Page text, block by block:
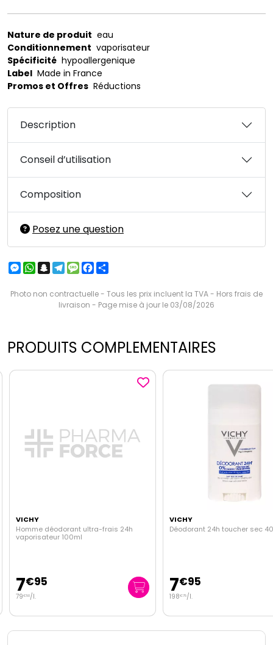
Nature de produit eau
Conditionnement vaporisateur
Spécificité hypoallergenique
Label Made in France
Promos et Offres Réductions
Description
Conseil d’utilisation
Composition
Posez une question
Messenger
WhatsApp
Snapchat
Telegram
MessageFacebook
Photo non contractuelle - Tous les prix incluent la TVA - Hors frais de
livraison - Page mise à jour le 03/08/2026
PRODUITS COMPLEMENTAIRES
VICHY
Homme déodorant ultra-frais 24h
vaporisateur 100ml
7€95
79€50/l.
VICHY
Déodorant 24h toucher sec
7€95
198€75/l.